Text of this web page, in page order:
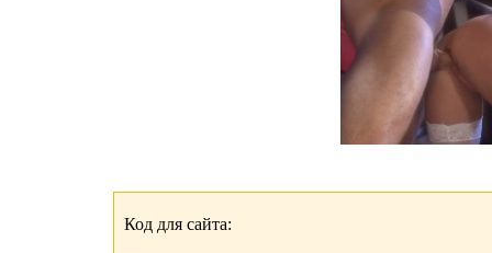
Код для сайта: